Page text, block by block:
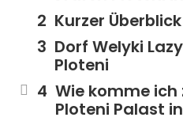
Kurzer Überblick
Dorf Welyki
Ploteni
Wie komme
Ploteni Palast